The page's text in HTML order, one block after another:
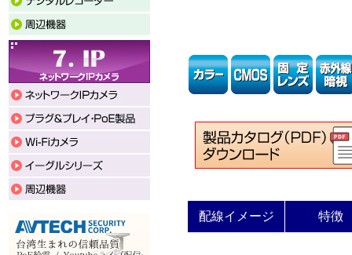
配線イメージ 特徴